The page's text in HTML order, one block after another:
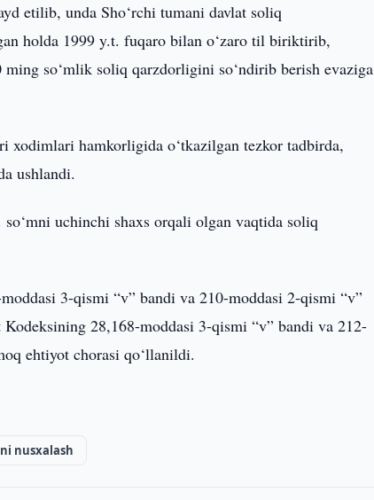
etilib, unda Sho‘rchi tumani davlat soliq
holda 1999 y.t. fuqaro bilan o‘zaro til biriktirib,
so‘mlik soliq qarzdorligini so‘ndirib berish evaziga
hamkorligida o‘tkazilgan tezkor tadbirda,
ushlandi.
uchinchi shaxs orqali olgan vaqtida soliq
3-qismi “v” bandi va 210-moddasi 2-qismi “v”
28,168-moddasi 3-qismi “v” bandi va 212-
ehtiyot chorasi qo‘llanildi.
nusxalash